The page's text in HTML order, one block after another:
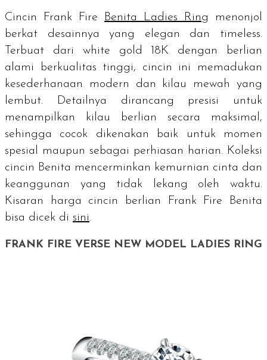
Cincin Frank Fire Benita Ladies Ring menonjol
berkat desainnya yang elegan dan timeless.
Terbuat dari white gold
18K dengan berlian
alami berkualitas tinggi, cincin ini memadukan
kesederhanaan modern dan kilau mewah yang
lembut. Detailnya dirancang presisi untuk
menampilkan kilau berlian secara maksimal,
sehingga cocok dikenakan baik untuk momen
spesial maupun sebagai perhiasan harian. Koleksi
cincin Benita mencerminkan kemurnian cinta dan
keanggunan yang tidak lekang oleh waktu.
Kisaran harga cincin berlian Frank Fire Benita
bisa dicek di sini.
FRANK FIRE VERSE NEW MODEL LADIES RING